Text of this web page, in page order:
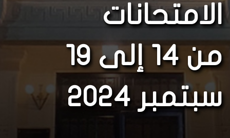
الامتحانات
من 14 إلى 19
سبتمبر 2024